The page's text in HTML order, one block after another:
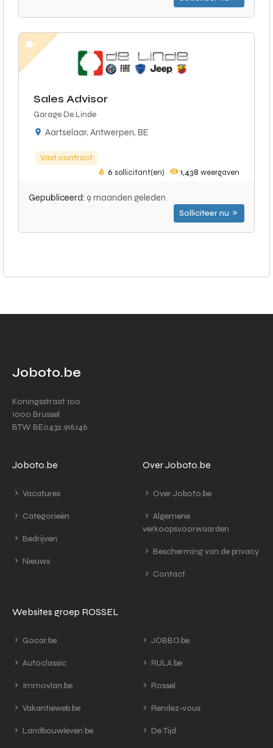
Sales Advisor
Garage De Linde
Aartselaar, Antwerpen, BE
Vast contract
6 sollicitant(en) 1,438 weergaven
Gepubliceerd: 9 maanden geleden
Solliciteer nu
Joboto.be
Koningsstraat 100
1000 Brussel
BTW BE0432.916.146
Joboto.be
Vacatures
Categorieën
Bedrijven
Nieuws
Over Joboto.be
Over Joboto.be
Algemene
verkoopsvoorwaarden
Bescherming van de privacy
Contact
Websites groep ROSSEL
Gocar.be
Autoclassic
Immovlan.be
Vakantieweb.be
Landbouwleven.be
JOBBO.be
RULA.be
Rossel
Rendez-vous
De Tijd